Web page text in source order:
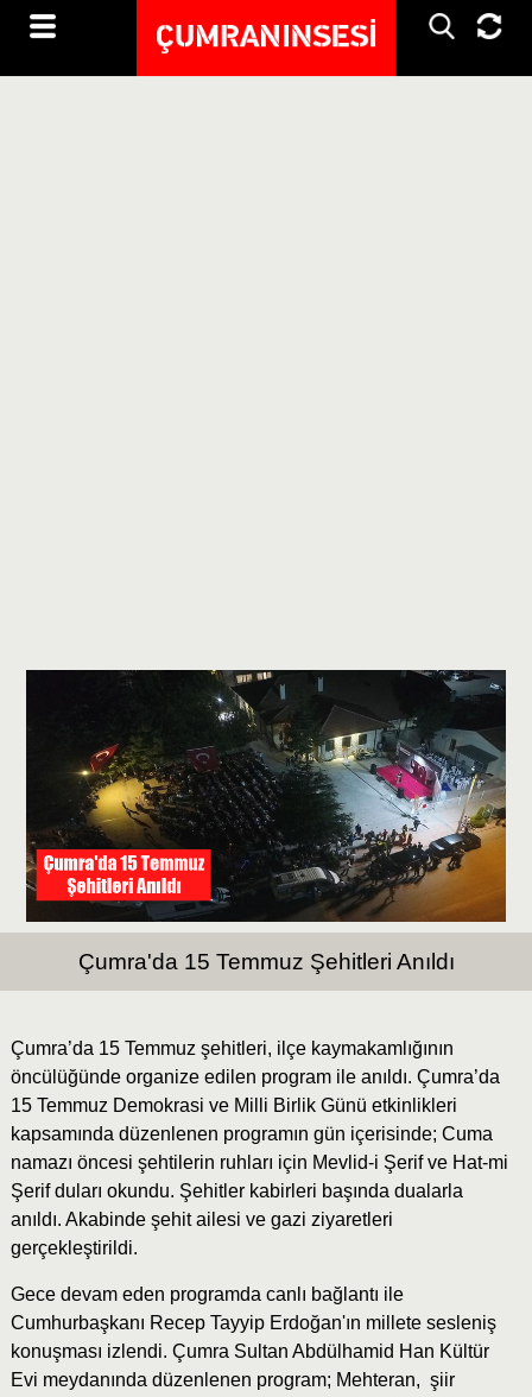
Çumra'da 15 Temmuz Şehitleri Anıldı
Çumra’da 15 Temmuz şehitleri, ilçe kaymakamlığının
öncülüğünde organize edilen program ile anıldı. Çumra’da
15 Temmuz Demokrasi ve Milli Birlik Günü etkinlikleri
kapsamında düzenlenen programın gün içerisinde; Cuma
namazı öncesi şehtilerin ruhları için Mevlid-i Şerif ve Hat-mi
Şerif duları okundu. Şehitler kabirleri başında dualarla
anıldı. Akabinde şehit ailesi ve gazi ziyaretleri
gerçekleştirildi.
Gece devam eden programda canlı bağlantı ile
Cumhurbaşkanı Recep Tayyip Erdoğan'ın millete sesleniş
konuşması izlendi. Çumra Sultan Abdülhamid Han Kültür
Evi meydanında düzenlenen program; Mehteran, şiir